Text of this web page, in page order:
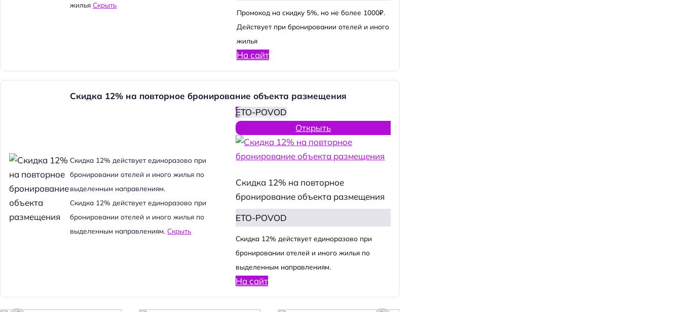
жильяСкрыть
Промокод на скидку 5%, но не более 1000₽.
Действует при бронировании отелей и иного
жилья
На сайт
Скидка 12% на повторное бронирование объекта размещения
Cкидка 12% действует единоразово при
бронировании отелей и иного жилья по
выделенным направлениям.
Cкидка 12% действует единоразово при
бронировании отелей и иного жилья по
выделенным направлениям.Скрыть
ETO-POVOD
Открыть
Скидка 12% на повторное
бронирование объекта размещения
ETO-POVOD
Cкидка 12% действует единоразово при
бронировании отелей и иного жилья по
выделенным направлениям.
На сайт